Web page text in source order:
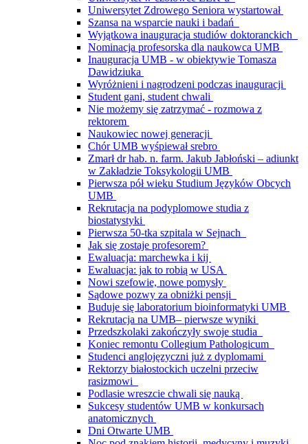
Uniwersytet Zdrowego Seniora wystartował
Szansa na wsparcie nauki i badań
Wyjątkowa inauguracja studiów doktoranckich
Nominacja profesorska dla naukowca UMB
Inauguracja UMB - w obiektywie Tomasza
Dawidziuka
Wyróżnieni i nagrodzeni podczas inauguracji
Student gani, student chwali
Nie możemy się zatrzymać - rozmowa z
rektorem
Naukowiec nowej generacji
Chór UMB wyśpiewał srebro
Zmarł dr hab. n. farm. Jakub Jabłoński – adiunkt
w Zakładzie Toksykologii UMB
Pierwsza pół wieku Studium Języków Obcych
UMB
Rekrutacja na podyplomowe studia z
biostatystyki
Pierwsza 50-tka szpitala w Sejnach
Jak się zostaje profesorem?
Ewaluacja: marchewka i kij
Ewaluacja: jak to robią w USA
Nowi szefowie, nowe pomysły
Sądowe pozwy za obniżki pensji
Buduje się laboratorium bioinformatyki UMB
Rekrutacja na UMB– pierwsze wyniki
Przedszkolaki zakończyły swoje studia
Koniec remontu Collegium Pathologicum
Studenci anglojęzyczni już z dyplomami
Rektorzy białostockich uczelni przeciw
rasizmowi
Podlasie wreszcie chwali się nauką
Sukcesy studentów UMB w konkursach
anatomicznych
Dni Otwarte UMB